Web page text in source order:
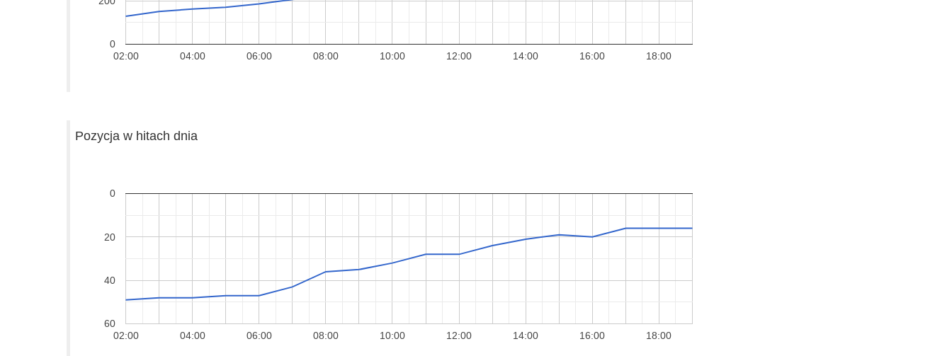
02:00 04:00 06:00 08:00 10:00 12:00 14:00 16:00 18:00
0
Pozycja w hitach dnia
02:00 04:00 06:00 08:00 10:00 12:00 14:00 16:00 18:00
0
20
40
60